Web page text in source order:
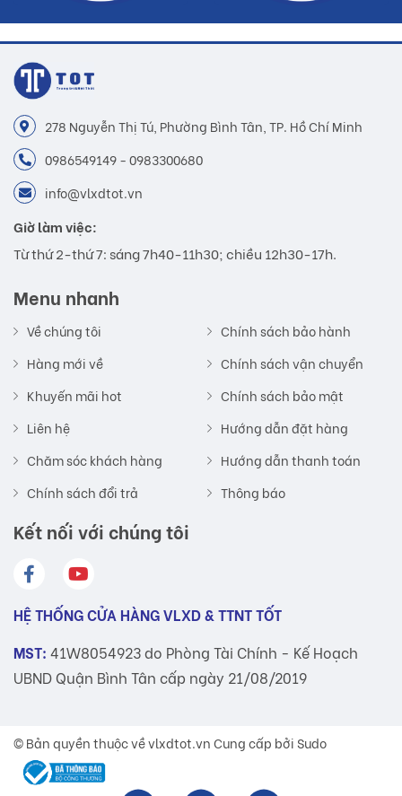
278 Nguyễn Thị Tú, Phường Bình Tân, TP. Hồ Chí Minh
0986549149 - 0983300680
info@vlxdtot.vn
Giờ làm việc:
Từ thứ 2-thứ 7: sáng 7h40-11h30; chiều 12h30-17h.
Menu nhanh
Về chúng tôi
Hàng mới về
Khuyến mãi hot
Liên hệ
Chăm sóc khách hàng
Chính sách đổi trả
Chính sách bảo hành
Chính sách vận chuyển
Chính sách bảo mật
Hướng dẫn đặt hàng
Hướng dẫn thanh toán
Thông báo
Kết nối với chúng tôi
HỆ THỐNG CỬA HÀNG VLXD & TTNT TỐT
MST: 41W8054923 do Phòng Tài Chính - Kế Hoạch
UBND Quận Bình Tân cấp ngày 21/08/2019
© Bản quyền thuộc vềvlxdtot.vnCung cấp bởi Sudo